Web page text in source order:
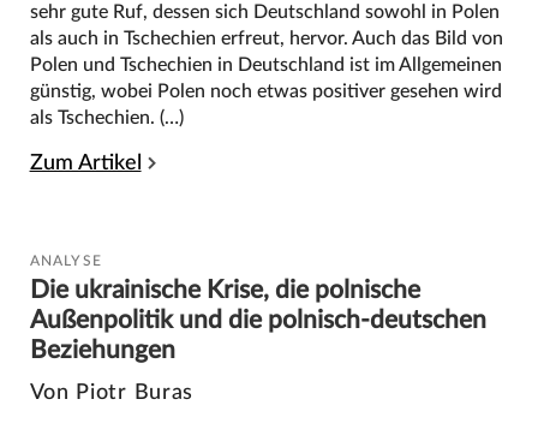
sehr gute Ruf, dessen sich Deutschland sowohl in Polen
als auch in Tschechien erfreut, hervor. Auch das Bild von
Polen und Tschechien in Deutschland ist im Allgemeinen
günstig, wobei Polen noch etwas positiver gesehen wird
als Tschechien. (…)
Zum Artikel
ANALYSE
Die ukrainische Krise, die polnische
Außenpolitik und die polnisch-deutschen
Beziehungen
Von Piotr Buras